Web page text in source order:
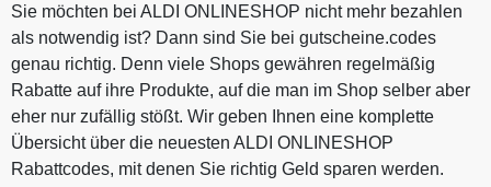
Sie möchten bei ALDI ONLINESHOP nicht mehr bezahlen
als notwendig ist? Dann sind Sie bei gutscheine.codes
genau richtig. Denn viele Shops gewähren regelmäßig
Rabatte auf ihre Produkte, auf die man im Shop selber aber
eher nur zufällig stößt. Wir geben Ihnen eine komplette
Übersicht über die neuesten ALDI ONLINESHOP
Rabattcodes, mit denen Sie richtig Geld sparen werden.